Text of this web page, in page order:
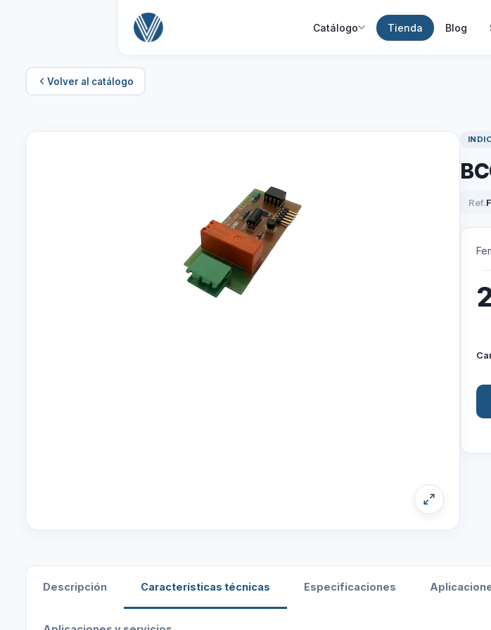
Catálogo Tienda Blog
Volver al catálogo
Ref.
Descripción Características técnicas Especificaciones